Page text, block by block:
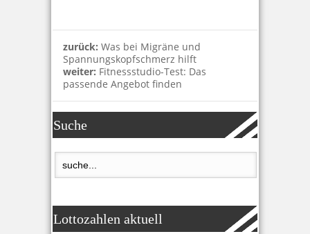
zurück: Was bei Migräne und
Spannungskopfschmerz hilft
weiter: Fitnessstudio-Test: Das
passende Angebot finden
Suche
Lottozahlen aktuell